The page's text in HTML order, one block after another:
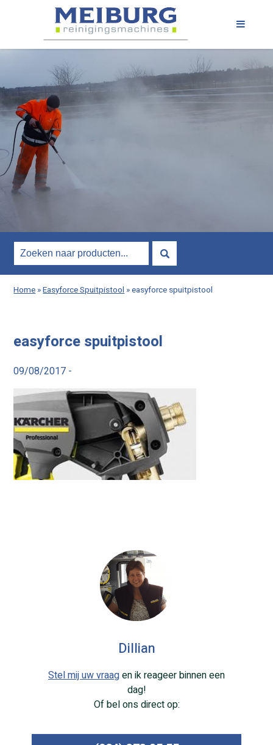
Home»Easyforce Spuitpistool»easyforce spuitpistool
easyforce spuitpistool
09/08/2017 -
Dillian
Stel mij uw vraagen ik reageer binnen een
dag!
Of bel ons direct op: